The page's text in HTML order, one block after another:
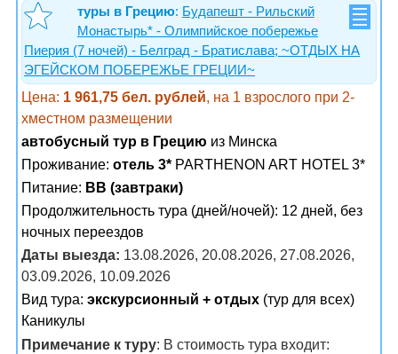
туры в Грецию: Будапешт - Рильский
Монастырь* - Олимпийское побережье
Пиерия (7 ночей) - Белград - Братислава; ~ОТДЫХ НА
ЭГЕЙСКОМ ПОБЕРЕЖЬЕ ГРЕЦИИ~
Цена: 1 961,75 бел. рублей, на 1 взрослого при 2-
хместном размещении
автобусный тур в Грецию из Минска
Проживание: отель 3* PARTHENON ART HOTEL 3*
Питание: BB (завтраки)
Продолжительность тура (дней/ночей): 12 дней, без
ночных переездов
Даты выезда: 13.08.2026, 20.08.2026, 27.08.2026,
03.09.2026, 10.09.2026
Вид тура: экскурсионный + отдых (тур для всех)
Каникулы
Примечание к туру: В стоимость тура входит: